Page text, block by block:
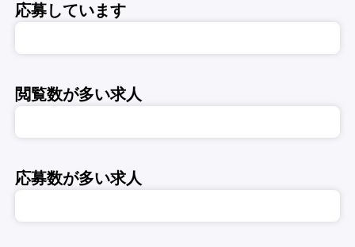
応募しています
閲覧数が多い求人
応募数が多い求人